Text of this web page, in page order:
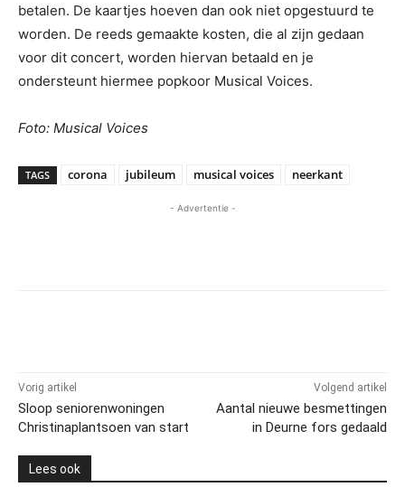
betalen. De kaartjes hoeven dan ook niet opgestuurd te
worden. De reeds gemaakte kosten, die al zijn gedaan
voor dit concert, worden hiervan betaald en je
ondersteunt hiermee popkoor Musical Voices.
Foto: Musical Voices
TAGS corona jubileum musical voices neerkant
- Advertentie -
Vorig artikel
Sloop seniorenwoningen
Christinaplantsoen van start
Volgend artikel
Aantal nieuwe besmettingen
in Deurne fors gedaald
Lees ook